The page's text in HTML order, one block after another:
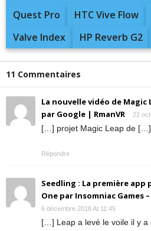
Quest Pro
HTC Vive Flow
Valve Index
HP Reverb G2
11 Commentaires
La nouvelle vidéo de
par Google | RmanVR
22
[…] projet Magic Leap de […]
Répondre
Seedling : La première app
One par Insomniac Games
6 décembre 2018 At 11:45
[…] Leap a levé le voile il y a